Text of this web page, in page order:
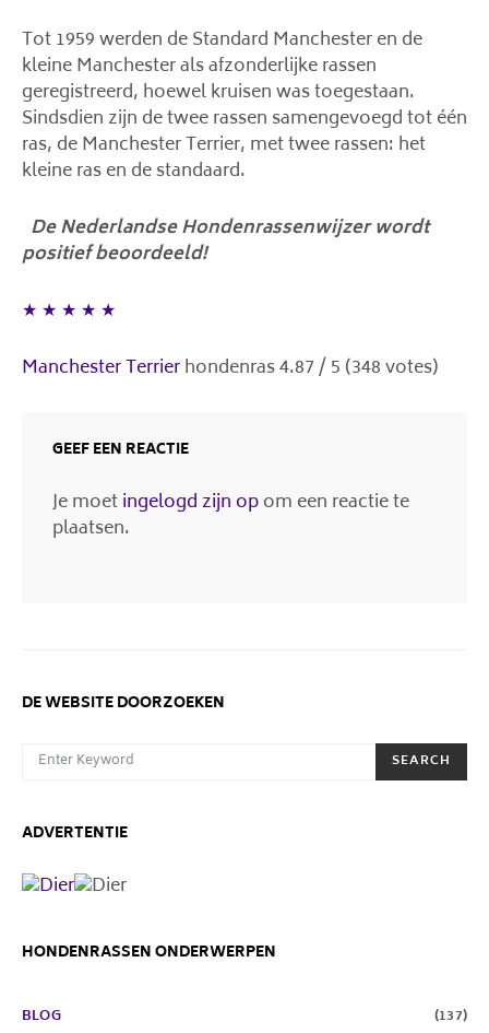
Tot 1959 werden de Standard Manchester en de
kleine Manchester als afzonderlijke rassen
geregistreerd, hoewel kruisen was toegestaan.
Sindsdien zijn de twee rassen samengevoegd tot één
ras, de Manchester Terrier, met twee rassen: het
kleine ras en de standaard.
De Nederlandse Hondenrassenwijzer wordt
positief beoordeeld!
★ ★ ★ ★ ★
Manchester Terrierhondenras4.87/5 (348votes)
GEEF EEN REACTIE
Je moetingelogd zijn opom een reactie te
plaatsen.
DE WEBSITE DOORZOEKEN
SEARCH FOR:
SEARCH
ADVERTENTIE
HONDENRASSEN ONDERWERPEN
BLOG (137)